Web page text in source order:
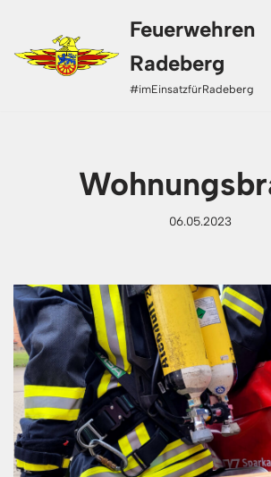
Zum
Inhalt
Feuerwehren
Radeberg
#imEinsatzfürRadeberg
06.05.2023